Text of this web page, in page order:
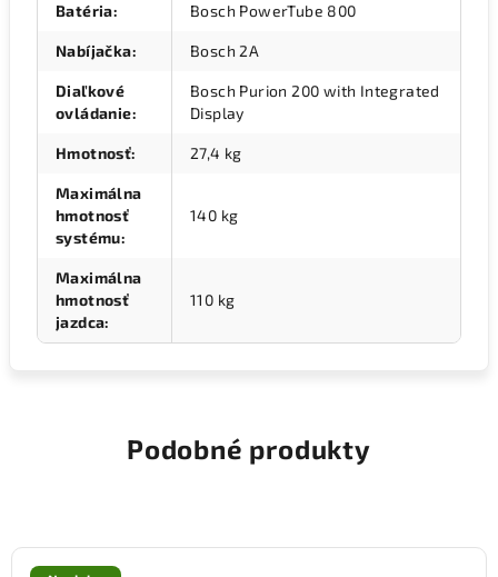
Batéria: Bosch PowerTube 800
Nabíjačka: Bosch 2A
Diaľkové
ovládanie:
Bosch Purion 200 with Integrated
Display
Hmotnosť: 27,4 kg
Maximálna
hmotnosť
systému:
140 kg
Maximálna
hmotnosť
jazdca:
110 kg
Podobné produkty